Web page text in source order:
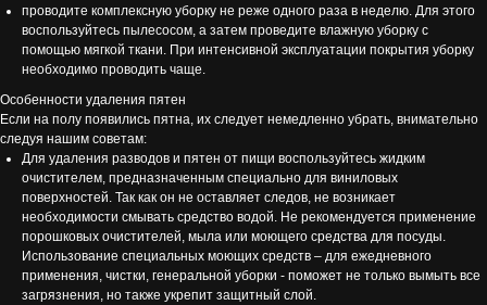
проводите комплексную уборку не реже одного раза в неделю. Для этого
воспользуйтесь пылесосом, а затем проведите влажную уборку с
помощью мягкой ткани. При интенсивной эксплуатации покрытия уборку
необходимо проводить чаще.
Особенности удаления пятен
Если на полу появились пятна, их следует немедленно убрать, внимательно
следуя нашим советам:
Для удаления разводов и пятен от пищи воспользуйтесь жидким
очистителем, предназначенным специально для виниловых
поверхностей. Так как он не оставляет следов, не возникает
необходимости смывать средство водой. Не рекомендуется применение
порошковых очистителей, мыла или моющего средства для посуды.
Использование специальных моющих средств – для ежедневного
применения, чистки, генеральной уборки - поможет не только вымыть все
загрязнения, но также укрепит защитный слой.